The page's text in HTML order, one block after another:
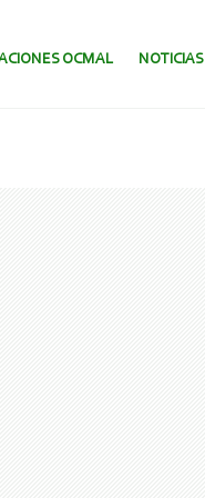
OCMAL NOTICIAS